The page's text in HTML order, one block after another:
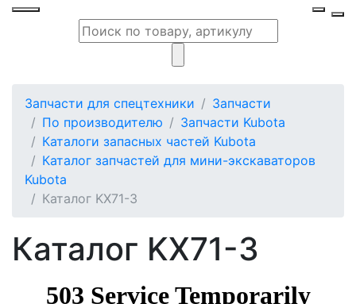
Запчасти для спецтехники
Запчасти
По производителю
Запчасти Kubota
Каталоги запасных частей Kubota
Каталог запчастей для мини-экскаваторов
Kubota
Каталог KX71-3
Каталог KX71-3